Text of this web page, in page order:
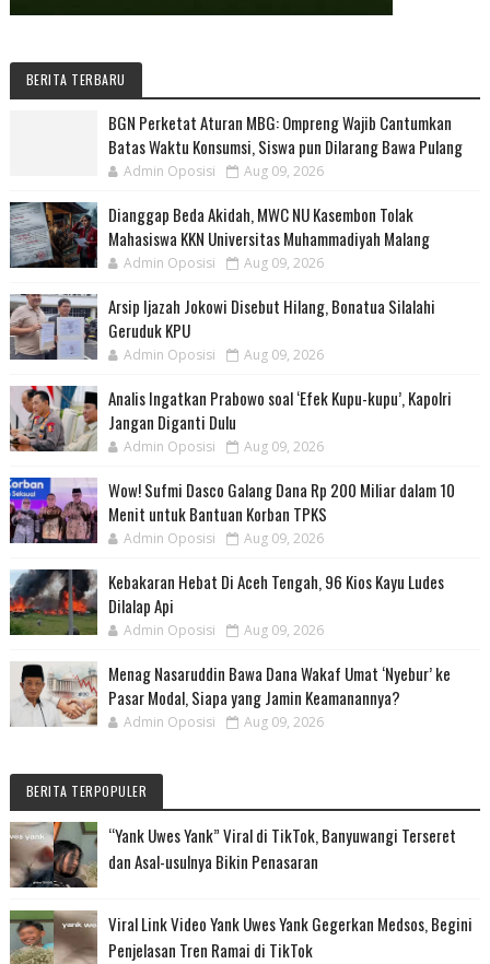
BERITA TERBARU
BGN Perketat Aturan MBG: Ompreng Wajib Cantumkan
Batas Waktu Konsumsi, Siswa pun Dilarang Bawa Pulang
Admin Oposisi Aug 09, 2026
Dianggap Beda Akidah, MWC NU Kasembon Tolak
Mahasiswa KKN Universitas Muhammadiyah Malang
Admin Oposisi Aug 09, 2026
Arsip Ijazah Jokowi Disebut Hilang, Bonatua Silalahi
Geruduk KPU
Admin Oposisi Aug 09, 2026
Analis Ingatkan Prabowo soal ‘Efek Kupu-kupu’, Kapolri
Jangan Diganti Dulu
Admin Oposisi Aug 09, 2026
Wow! Sufmi Dasco Galang Dana Rp 200 Miliar dalam 10
Menit untuk Bantuan Korban TPKS
Admin Oposisi Aug 09, 2026
Kebakaran Hebat Di Aceh Tengah, 96 Kios Kayu Ludes
Dilalap Api
Admin Oposisi Aug 09, 2026
Menag Nasaruddin Bawa Dana Wakaf Umat ‘Nyebur’ ke
Pasar Modal, Siapa yang Jamin Keamanannya?
Admin Oposisi Aug 09, 2026
BERITA TERPOPULER
“Yank Uwes Yank” Viral di TikTok, Banyuwangi Terseret
dan Asal-usulnya Bikin Penasaran
Viral Link Video Yank Uwes Yank Gegerkan Medsos, Begini
Penjelasan Tren Ramai di TikTok